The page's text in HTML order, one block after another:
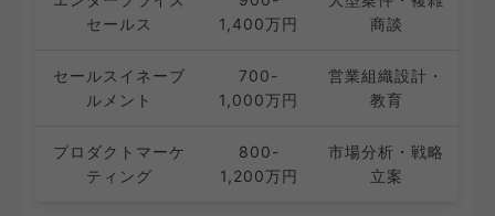
セールス
1,400万円
商談
セールスイネーブ
ルメント
700-
1,000万円
営業組織設計・
教育
プロダクトマーケ
ティング
800-
1,200万円
市場分析・戦略
立案